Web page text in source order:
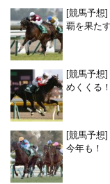
[競馬予想
覇を果た
[競馬予想
めくくる！
[競馬予想
今年も！